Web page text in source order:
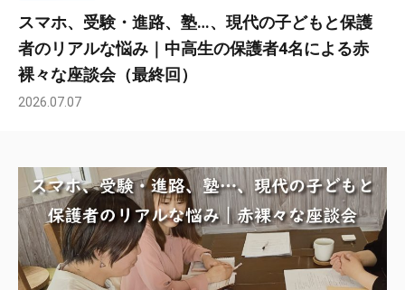
スマホ、受験・進路、塾…、現代の子どもと保護
者のリアルな悩み｜中高生の保護者4名による赤
裸々な座談会（最終回）
2026.07.07